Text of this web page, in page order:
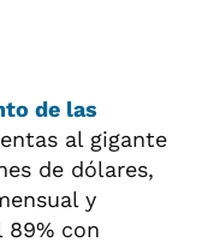
de las
al gigante
de dólares,
y
89% con